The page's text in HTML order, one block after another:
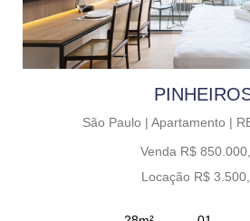
São Paulo | Apartamento |
Venda R$
Locação R$